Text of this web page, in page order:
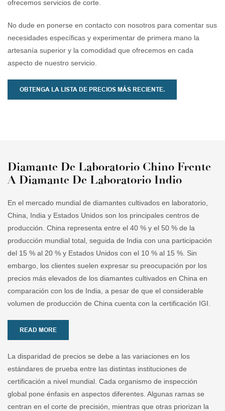
ofrecemos servicios de corte.
No dude en ponerse en contacto con nosotros para comentar sus
necesidades específicas y experimentar de primera mano la
artesanía superior y la comodidad que ofrecemos en cada
aspecto de nuestro servicio.
OBTENGA LA LISTA DE PRECIOS MÁS RECIENTE.
Diamante De Laboratorio Chino Frente
A Diamante De Laboratorio Indio
En el mercado mundial de diamantes cultivados en laboratorio,
China, India y Estados Unidos son los principales centros de
producción. China representa entre el 40 % y el 50 % de la
producción mundial total, seguida de India con una participación
del 15 % al 20 % y Estados Unidos con el 10 % al 15 %. Sin
embargo, los clientes suelen expresar su preocupación por los
precios más elevados de los diamantes cultivados en China en
comparación con los de India, a pesar de que el considerable
volumen de producción de China cuenta con la certificación IGI.
READ MORE
La disparidad de precios se debe a las variaciones en los
estándares de prueba entre las distintas instituciones de
certificación a nivel mundial. Cada organismo de inspección
global pone énfasis en aspectos diferentes. Algunas ramas se
centran en el corte de precisión, mientras que otras priorizan la